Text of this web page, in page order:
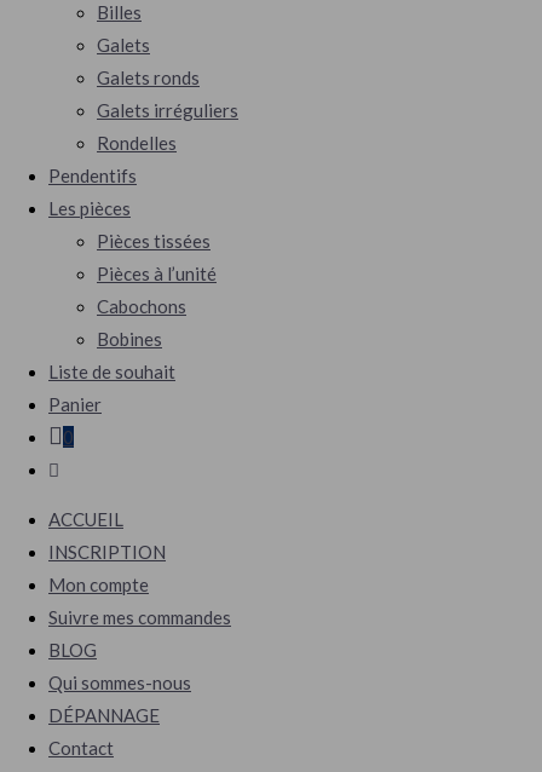
Billes
Galets
Galets ronds
Galets irréguliers
Rondelles
Pendentifs
Les pièces
Pièces tissées
Pièces à l’unité
Cabochons
Bobines
Liste de souhait
Panier
0
Toggle
search
ACCUEIL
INSCRIPTION
Mon compte
Suivre mes commandes
BLOG
Qui sommes-nous
DÉPANNAGE
Contact